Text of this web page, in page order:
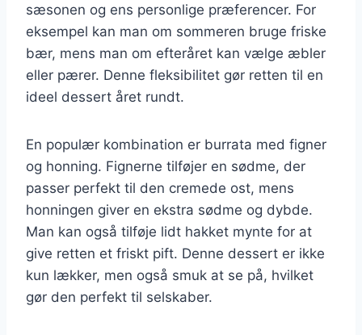
sæsonen og ens personlige præferencer. For
eksempel kan man om sommeren bruge friske
bær, mens man om efteråret kan vælge æbler
eller pærer. Denne fleksibilitet gør retten til en
ideel dessert året rundt.
En populær kombination er burrata med figner
og honning. Fignerne tilføjer en sødme, der
passer perfekt til den cremede ost, mens
honningen giver en ekstra sødme og dybde.
Man kan også tilføje lidt hakket mynte for at
give retten et friskt pift. Denne dessert er ikke
kun lækker, men også smuk at se på, hvilket
gør den perfekt til selskaber.